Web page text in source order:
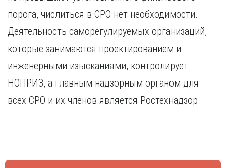
порога, числиться в СРО нет необходимости.
Деятельность саморегулируемых организаций,
которые занимаются проектированием и
инженерными изысканиями, контролирует
НОПРИЗ, а главным надзорным органом для
всех СРО и их членов является Ростехнадзор.